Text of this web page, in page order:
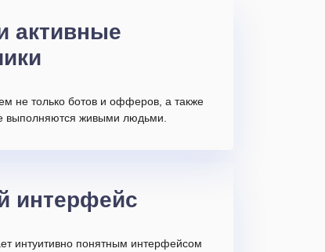
активные
не только ботов и офферов, а также
выполняются живыми людьми.
интерфейс
интуитивно понятным интерфейсом